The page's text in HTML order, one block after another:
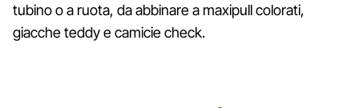
tubino o a ruota, da abbinare a maxipull colorati,
giacche teddy e camicie check.